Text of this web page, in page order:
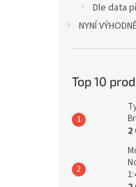
Dle data
NYNÍ
Top 10
2